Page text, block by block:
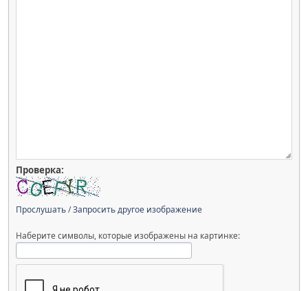
Проверка:
Прослушать/Запросить другое изображение
Наберите символы, которые изображены на картинке: